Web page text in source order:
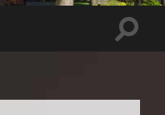
Toggle